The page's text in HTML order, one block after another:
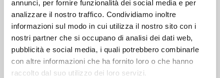
annunci, per fornire funzionalità dei social media e per
analizzare il nostro traffico. Condividiamo inoltre
informazioni sul modo in cui utilizza il nostro sito con i
nostri partner che si occupano di analisi dei dati web,
pubblicità e social media, i quali potrebbero combinarle
con altre informazioni che ha fornito loro o che hanno
raccolto dal suo utilizzo dei loro servizi.